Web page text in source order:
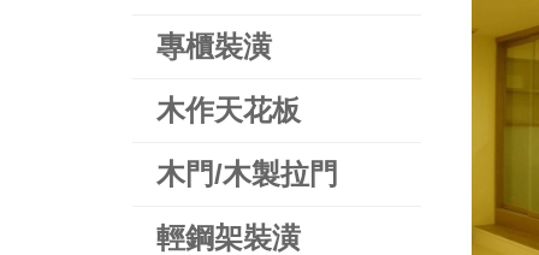
專櫃裝潢
木作天花板
木門/木製拉門
輕鋼架裝潢